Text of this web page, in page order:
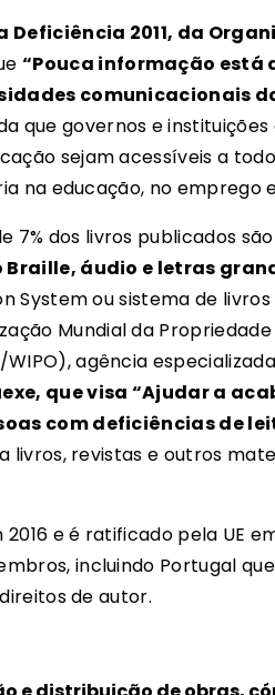
Deficiência 2011, da
“Pouca informação está
comunicacionais
que governos e
sejam acessíveis a
na educação, no emprego
7% dos livros publicados
áudio e letras
ou sistema de livros
Mundial da
agência
que visa “Ajudar a
com deficiências de
livros, revistas e outros
e é ratificado pela UE
incluindo Portugal
de autor.